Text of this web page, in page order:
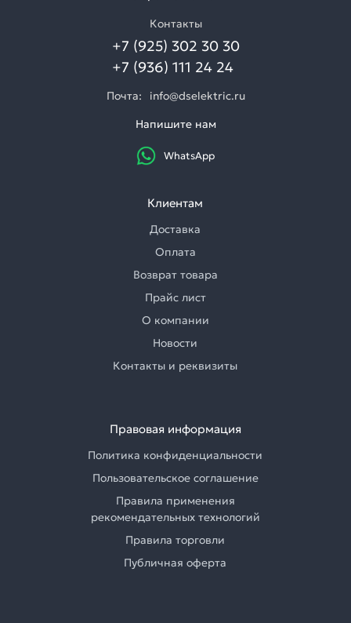
Контакты
+7 (925) 302 30 30
+7 (936) 111 24 24
Почта:
info@dselektric.ru
Напишите нам
WhatsApp
Клиентам
Доставка
Оплата
Возврат товара
Прайс лист
О компании
Новости
Контакты и реквизиты
Правовая информация
Политика конфиденциальности
Пользовательское соглашение
Правила применения
рекомендательных технологий
Правила торговли
Публичная оферта